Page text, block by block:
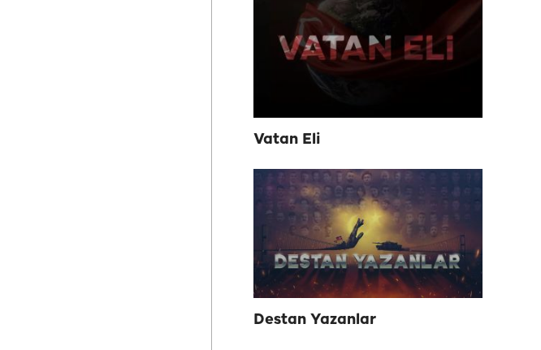
Vatan Eli
Destan Yazanlar